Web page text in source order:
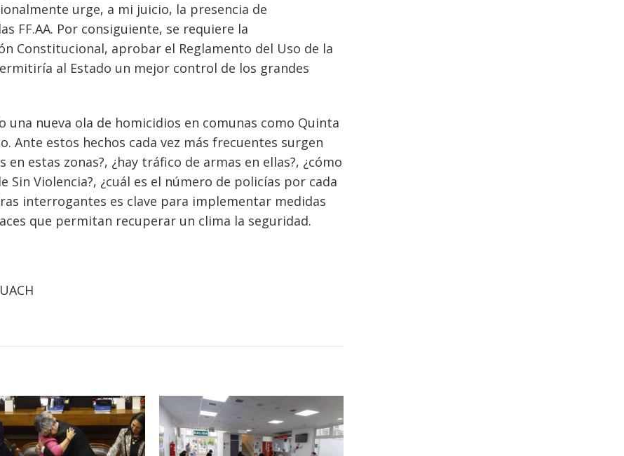
urge, a mi juicio, la presencia de
FF.AA. Por consiguiente, se requiere la
Constitucional, aprobar el Reglamento del Uso de la
al Estado un mejor control de los grandes
una nueva ola de homicidios en comunas como Quinta
Ante estos hechos cada vez más frecuentes surgen
estas zonas?, ¿hay tráfico de armas en ellas?, ¿cómo
Sin Violencia?, ¿cuál es el número de policías por cada
interrogantes es clave para implementar medidas
que permitan recuperar un clima la seguridad.